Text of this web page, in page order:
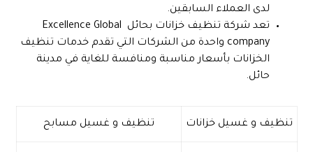
لدى العملاء السابقين.
تعد شركة تنظيف خزانات بحائل Excellence Global
company واحدة من الشركات التي تقدم خدمات تنظيف
الخزانات بأسعار مناسبة ومنافسة للغاية في مدينة
حائل.
تنظيف و غسيل خزانات تنظيف و غسيل مسابح